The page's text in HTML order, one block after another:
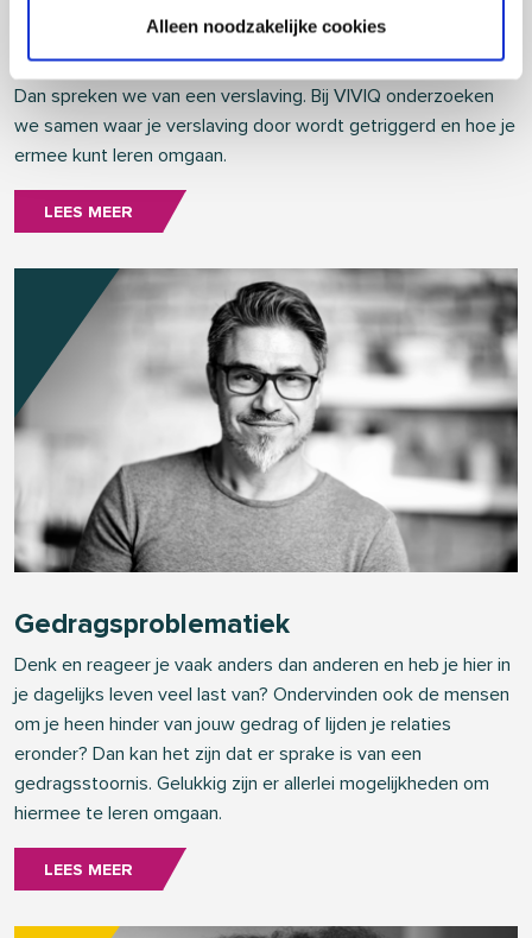
Alleen noodzakelijke cookies
shoppen, seks, pornografie, drank of drugs? Lukt het niet om
te minderen of stoppen, terwijl je dat wel graag zou willen?
Dan spreken we van een verslaving. Bij VIVIQ onderzoeken
we samen waar je verslaving door wordt getriggerd en hoe je
ermee kunt leren omgaan.
LEES MEER
Gedragsproblematiek
Denk en reageer je vaak anders dan anderen en heb je hier in
je dagelijks leven veel last van? Ondervinden ook de mensen
om je heen hinder van jouw gedrag of lijden je relaties
eronder? Dan kan het zijn dat er sprake is van een
gedragsstoornis. Gelukkig zijn er allerlei mogelijkheden om
hiermee te leren omgaan.
LEES MEER